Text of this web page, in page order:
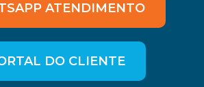
ATENDIMENTO
DO CLIENTE